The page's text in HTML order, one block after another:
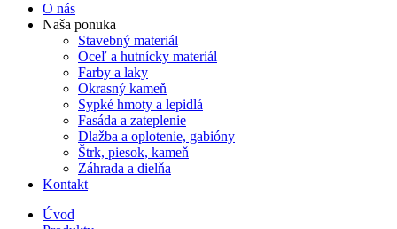
O nás
Naša ponuka
Stavebný materiál
Oceľ a hutnícky materiál
Farby a laky
Okrasný kameň
Sypké hmoty a lepidlá
Fasáda a zateplenie
Dlažba a oplotenie, gabióny
Štrk, piesok, kameň
Záhrada a dielňa
Kontakt
Úvod